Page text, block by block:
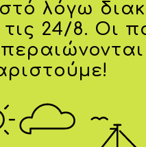
ΜΗΝΏΝ)
φόρμα σταμπωτή
€
λόγω
24/8. Οι